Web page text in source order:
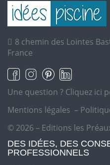
8 chemin des Lointes
France
Une question ? Cliquez ici
Mentions légales –
© 2026 – Editions les
DES IDÉES, DES
PROFESSIONNELS